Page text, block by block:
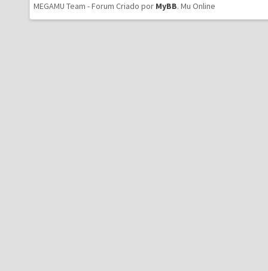
MEGAMU Team - Forum Criado por MyBB. Mu Online